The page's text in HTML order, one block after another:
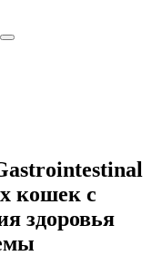
кошек с
здоровья